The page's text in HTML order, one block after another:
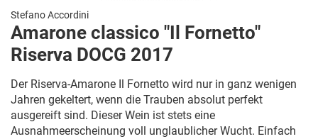
Stefano Accordini
Amarone classico "Il Fornetto"
Riserva DOCG 2017
Der Riserva-Amarone Il Fornetto wird nur in ganz wenigen
Jahren gekeltert, wenn die Trauben absolut perfekt
ausgereift sind. Dieser Wein ist stets eine
Ausnahmeerscheinung voll unglaublicher Wucht. Einfach